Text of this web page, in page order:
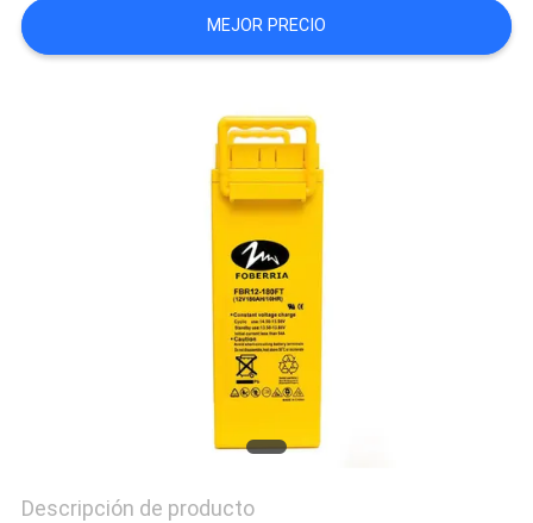
NOTICIAS
MEJOR PRECIO
Descripción de producto